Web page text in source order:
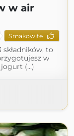
w air
Smakowite
to
w
(...)